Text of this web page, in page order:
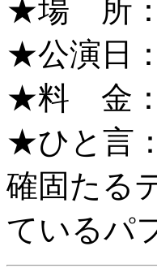
★場 所：
★公演日
★料 金：
★ひと言：
確固たる
ているパ